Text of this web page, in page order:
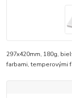
297x420mm, 180g,
farbami, temperovými